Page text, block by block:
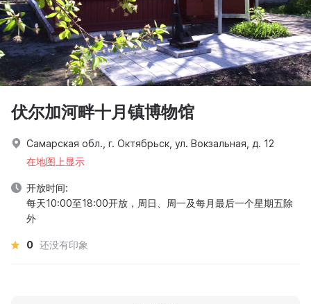
伏尔加河畔十月镇博物馆
Самарская обл., г. Октябрьск, ул. Вокзальная, д. 12
在地图上显示
开放时间:
每天10:00至18:00开放，周日、周一及每月最后一个星期五除
外
0 还没有印象